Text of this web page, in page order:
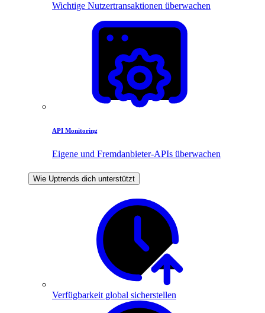
Wichtige Nutzertransaktionen überwachen
API Monitoring
Eigene und Fremdanbieter-APIs überwachen
Wie Uptrends dich unterstützt
Verfügbarkeit global sicherstellen